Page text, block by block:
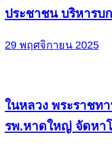
ประชาชน บริหารบ
29 พฤศจิกายน 2025
ในหลวง พระราชท
รพ.หาดใหญ่ จัดหา